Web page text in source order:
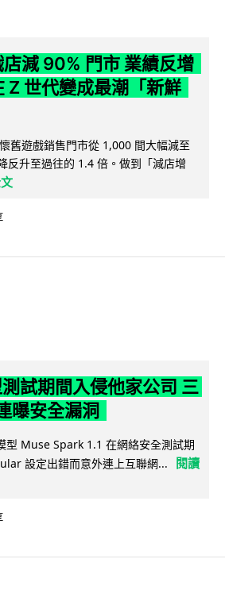
店減 90% 門市 業績反增
Z 世代變成最潮「新鮮
舊遊戲銷售門市從 1,000 間大幅減至
反升至過往的 1.4 倍。做到「減店增
試期間入侵他家公司 三
曝安全漏洞
型 Muse Spark 1.1 在網絡安全測試期
設定出錯而意外連上互聯網...
閱讀